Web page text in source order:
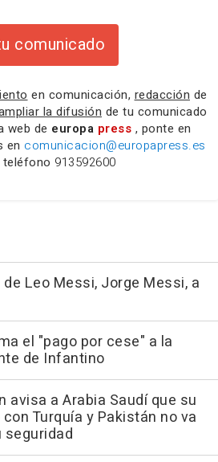
comunicado
en comunicación, redacción de
la difusión de tu comunicado
web de europa press , ponte en
en comunicacion@europapress.es
teléfono 913592600
Leo Messi, Jorge Messi, a
el "pago por cese" a la
de Infantino
avisa a Arabia Saudí que su
Turquía y Pakistán no va
seguridad